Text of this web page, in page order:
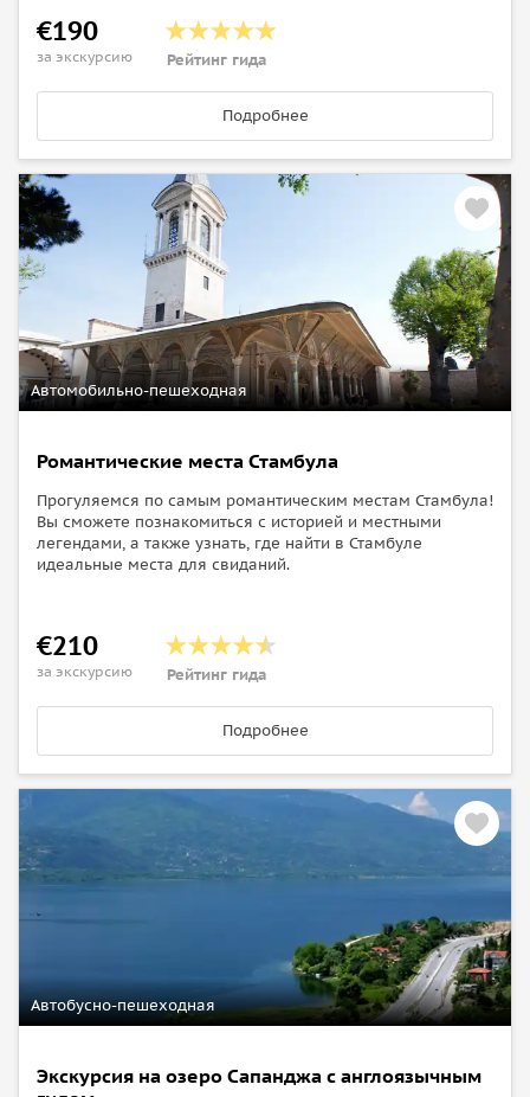
€190
за экскурсию Рейтинг гида
Подробнее
Автомобильно-пешеходная
Романтические места Стамбула
Прогуляемся по самым романтическим местам Стамбула!
Вы сможете познакомиться с историей и местными
легендами, а также узнать, где найти в Стамбуле
идеальные места для свиданий.
€210
за экскурсию Рейтинг гида
Подробнее
Автобусно-пешеходная
Экскурсия на озеро Сапанджа с англоязычным